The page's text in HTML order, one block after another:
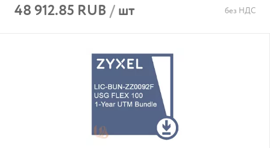
48 912.85 RUB/шт без НДС